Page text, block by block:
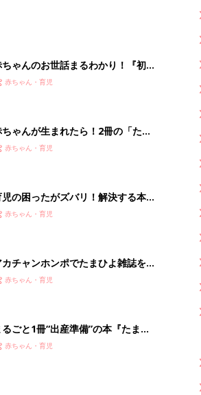
ちゃんのお世話まるわかり！『初め
のひよこクラブ 夏号』〈巻頭大特
赤ちゃん・育児
ちゃんが生まれたら！2冊の「たま
よ」
赤ちゃん・育児
児の困ったがズバリ！解決する本
ひよこクラブ 秋号』 4カ月～2才
赤ちゃん・育児
カチャンホンポでたまひよ雑誌を買
とポイント10倍【期間限定】
赤ちゃん・育児
るごと1冊“出産準備”の本『たまご
ラブ 夏号』〈スペシャル大特集〉
赤ちゃん・育児